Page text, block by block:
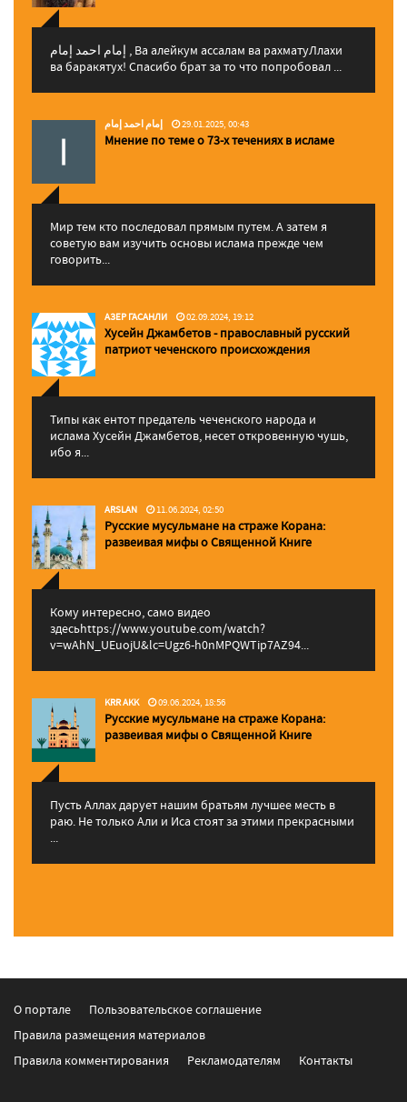
إمام احمد إمام , Ва алейкум ассалам ва рахматуЛлахи
ва баракятух! Спасибо брат за то что попробовал ...
إمام احمد إمام 29.01.2025, 00:43
Мнение по теме о 73-х течениях в исламе
Мир тем кто последовал прямым путем. А затем я
советую вам изучить основы ислама прежде чем
говорить...
АЗЕР ГАСАНЛИ 02.09.2024, 19:12
Хусейн Джамбетов - православный русский
патриот чеченского происхождения
Типы как ентот предатель чеченского народа и
ислама Хусейн Джамбетов, несет откровенную чушь,
ибо я...
ARSLAN 11.06.2024, 02:50
Русские мусульмане на страже Корана:
pазвеивая мифы о Священной Книге
Кому интересно, само видео
здесьhttps://www.youtube.com/watch?
v=wAhN_UEuojU&lc=Ugz6-h0nMPQWTip7AZ94...
KRR AKK 09.06.2024, 18:56
Русские мусульмане на страже Корана:
pазвеивая мифы о Священной Книге
Пусть Аллах дарует нашим братьям лучшее месть в
раю. Не только Али и Иса стоят за этими прекрасными
...
О портале
Пользовательское соглашение
Правила размещения материалов
Правила комментирования
Рекламодателям Контакты